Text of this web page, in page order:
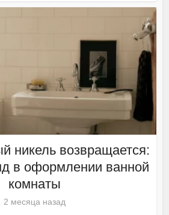
никель возвращается:
в оформлении ванной
комнаты
2 месяца назад